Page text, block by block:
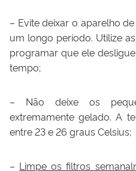
– Evite deixar o aparelho
um longo período. Utilize
programar que ele
tempo;
– Não deixe os
extremamente gelado. A
entre 23 e 26 graus Celsius;
– Limpe os filtros